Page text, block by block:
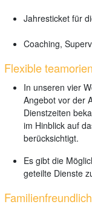
Jahresticket für
Coaching,
Flexible
In unseren vier
Angebot vor der
Dienstzeiten
im Hinblick auf
berücksichtigt.
Es gibt die
geteilte Dienste